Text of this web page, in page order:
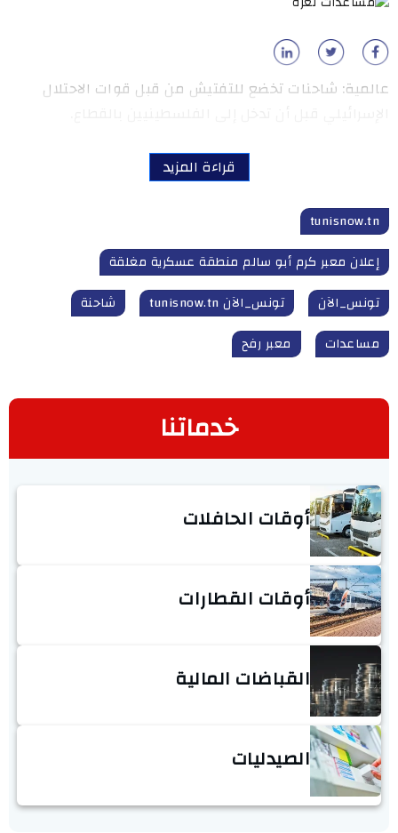
عالمية: شاحنات تخضع للتفتيش من قبل قوات الاحتلال
قراءة المزيد
tunisnow.tn
إعلان معبر كرم أبو سالم منطقة عسكرية مغلقة
تونس_الآن
تونس_الآن tunisnow.tn
شاحنة
مساعدات
معبر رفح
خدماتنا
أوقات الحافلات
أوقات القطارات
القباضات المالية
الصيدليات